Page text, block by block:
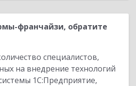
франчайзи, обратите
специалистов,
на внедрение технологий
1С:Предприятие,